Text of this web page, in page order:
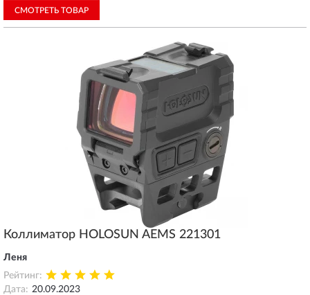
СМОТРЕТЬ ТОВАР
Коллиматор HOLOSUN AEMS 221301
Леня
Рейтинг:
Дата: 20.09.2023